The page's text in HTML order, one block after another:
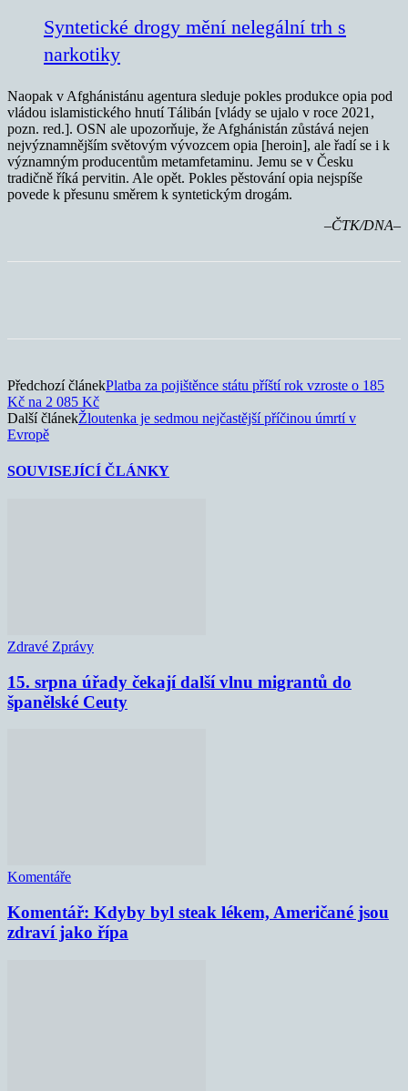
Syntetické drogy mění nelegální trh s
narkotiky
Naopak v Afghánistánu agentura sleduje pokles produkce opia pod
vládou islamistického hnutí Tálibán [vlády se ujalo v roce 2021,
pozn. red.]. OSN ale upozorňuje, že Afghánistán zůstává nejen
nejvýznamnějším světovým vývozcem opia [heroin], ale řadí se i k
významným producentům metamfetaminu. Jemu se v Česku
tradičně říká pervitin. Ale opět. Pokles pěstování opia nejspíše
povede k přesunu směrem k syntetickým drogám.
–ČTK/DNA–
Předchozí článekPlatba za pojištěnce státu příští rok vzroste o 185
Kč na 2 085 Kč
Další článekŽloutenka je sedmou nejčastější příčinou úmrtí v
Evropě
SOUVISEJÍCÍ ČLÁNKY
Zdravé Zprávy
15. srpna úřady čekají další vlnu migrantů do
španělské Ceuty
Komentáře
Komentář: Kdyby byl steak lékem, Američané jsou
zdraví jako řípa